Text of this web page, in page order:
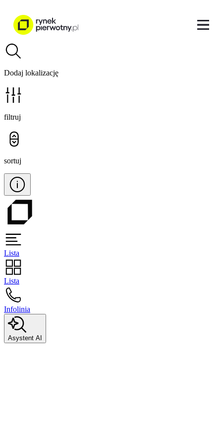
Dodaj lokalizację
filtruj
sortuj
Lista
Lista
Infolinia
Asystent AI